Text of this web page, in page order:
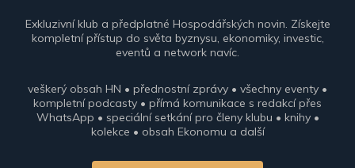
Exkluzivní klub a předplatné Hospodářských novin. Získejte
kompletní přístup do světa byznysu, ekonomiky, investic,
eventů a network navíc.
veškerý obsah HN • přednostní zprávy • všechny eventy •
kompletní podcasty • přímá komunikace s redakcí přes
WhatsApp • speciální setkání pro členy klubu • knihy •
kolekce • obsah Ekonomu a další